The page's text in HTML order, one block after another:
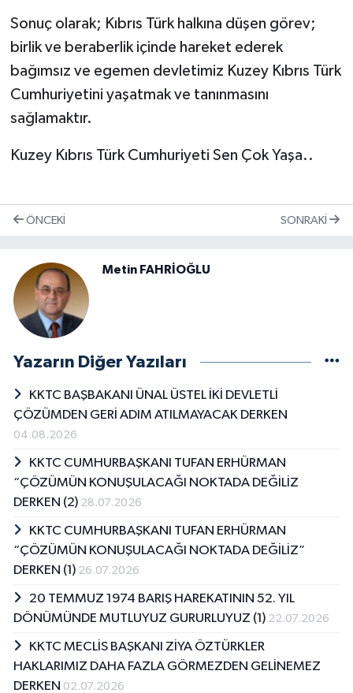
Sonuç olarak; Kıbrıs Türk halkına düşen görev;
birlik ve beraberlik içinde hareket ederek
bağımsız ve egemen devletimiz Kuzey Kıbrıs Türk
Cumhuriyetini yaşatmak ve tanınmasını
sağlamaktır.
Kuzey Kıbrıs Türk Cumhuriyeti Sen Çok Yaşa..
ÖNCEKI SONRAKI
Metin FAHRİOĞLU
Yazarın Diğer Yazıları
KKTC BAŞBAKANI ÜNAL ÜSTEL İKİ DEVLETLİ
ÇÖZÜMDEN GERİ ADIM ATILMAYACAK DERKEN
04.08.2026
KKTC CUMHURBAŞKANI TUFAN ERHÜRMAN
“ÇÖZÜMÜN KONUŞULACAĞI NOKTADA DEĞİLİZ
DERKEN (2) 28.07.2026
KKTC CUMHURBAŞKANI TUFAN ERHÜRMAN
“ÇÖZÜMÜN KONUŞULACAĞI NOKTADA DEĞİLİZ”
DERKEN (1) 26.07.2026
20 TEMMUZ 1974 BARIŞ HAREKATININ 52. YIL
DÖNÜMÜNDE MUTLUYUZ GURURLUYUZ (1) 22.07.2026
KKTC MECLİS BAŞKANI ZİYA ÖZTÜRKLER
HAKLARIMIZ DAHA FAZLA GÖRMEZDEN GELİNEMEZ
DERKEN 02.07.2026